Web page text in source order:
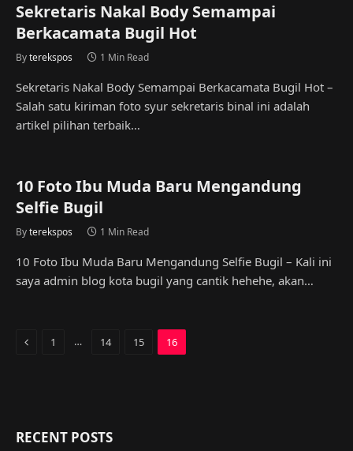
Sekretaris Nakal Body Semampai
Berkacamata Bugil Hot
Byterekspos 1 Min Read
Sekretaris Nakal Body Semampai Berkacamata Bugil Hot –
Salah satu kiriman foto syur sekretaris binal ini adalah
artikel pilihan terbaik…
10 Foto Ibu Muda Baru Mengandung
Selfie Bugil
Byterekspos 1 Min Read
10 Foto Ibu Muda Baru Mengandung Selfie Bugil – Kali ini
saya admin blog kota bugil yang cantik hehehe, akan…
Previous
1 … 14 15 16
RECENT POSTS